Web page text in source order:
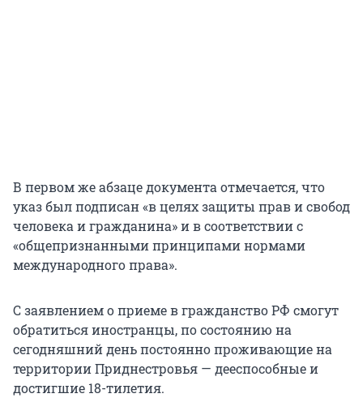
В первом же абзаце документа отмечается, что
указ был подписан «в целях защиты прав и свобод
человека и гражданина» и в соответствии с
«общепризнанными принципами нормами
международного права».
С заявлением о приеме в гражданство РФ смогут
обратиться иностранцы, по состоянию на
сегодняшний день постоянно проживающие на
территории Приднестровья — дееспособные и
достигшие 18-тилетия.